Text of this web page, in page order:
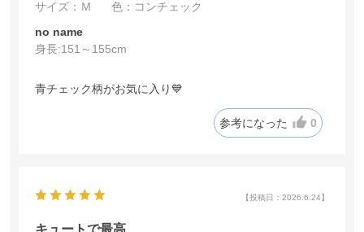
サイズ：Ｍ
色：コンチェック
no name
身長:151～155cm
青チェック柄がお気に入り💙
参考になった 0
【投稿日：2026.6.24】